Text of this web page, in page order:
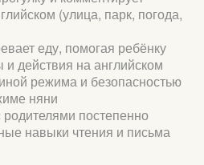
(улица, парк, погода,
еду, помогая ребёнку
и действия на английском
режима и безопасностью
няни
постепенно
навыки чтения и письма